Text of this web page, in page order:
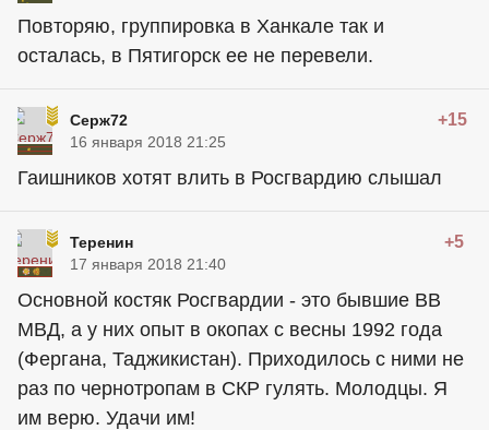
Повторяю, группировка в Ханкале так и
осталась, в Пятигорск ее не перевели.
Серж72 +15
16 января 2018 21:25
Гаишников хотят влить в Росгвардию слышал
Теренин +5
17 января 2018 21:40
Основной костяк Росгвардии - это бывшие ВВ
МВД, а у них опыт в окопах с весны 1992 года
(Фергана, Таджикистан). Приходилось с ними не
раз по чернотропам в СКР гулять. Молодцы. Я
им верю. Удачи им!